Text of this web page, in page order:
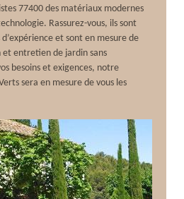
77400 des matériaux modernes
Rassurez-vous, ils sont
et sont en mesure de
et entretien de jardin sans
besoins et exigences, notre
sera en mesure de vous les